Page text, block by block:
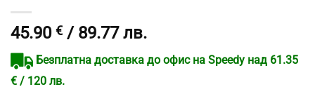
45.90 € / 89.77 лв.
Безплатна доставка до офис на Speedy над 61.35
€ / 120 лв.